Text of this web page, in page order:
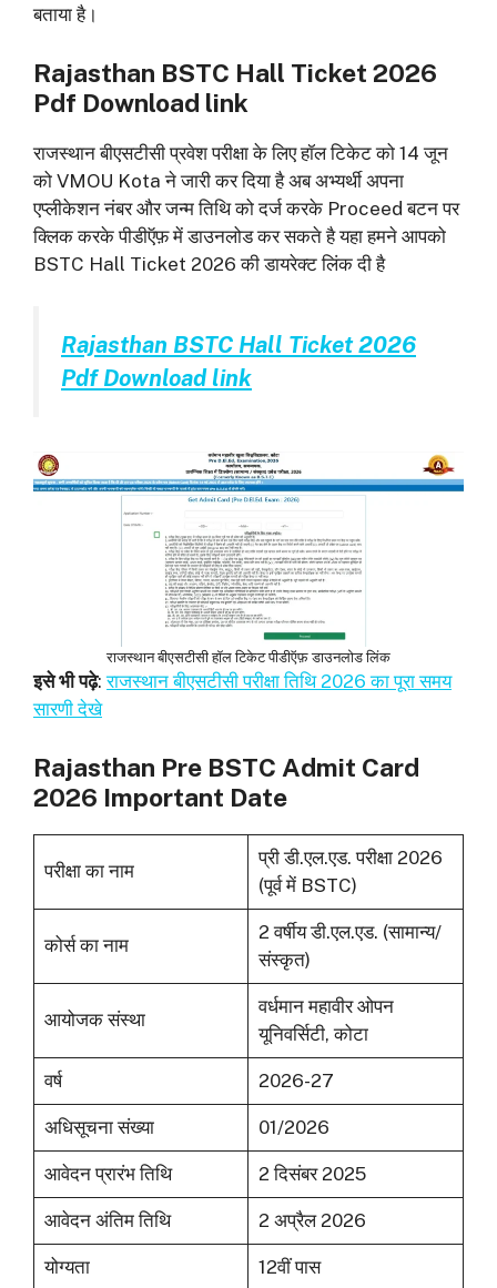
बताया है।
Rajasthan BSTC Hall Ticket 2026
Pdf Download link
राजस्थान बीएसटीसी प्रवेश परीक्षा के लिए हॉल टिकेट को 14 जून
को VMOU Kota ने जारी कर दिया है अब अभ्यर्थी अपना
एप्लीकेशन नंबर और जन्म तिथि को दर्ज करके Proceed बटन पर
क्लिक करके पीडीऍफ़ में डाउनलोड कर सकते है यहा हमने आपको
BSTC Hall Ticket 2026 की डायरेक्ट लिंक दी है
Rajasthan BSTC Hall Ticket 2026
Pdf Download link
राजस्थान बीएसटीसी हॉल टिकेट पीडीऍफ़ डाउनलोड लिंक
इसे भी पढ़े:राजस्थान बीएसटीसी परीक्षा तिथि 2026 का पूरा समय
सारणी देखे
Rajasthan Pre BSTC Admit Card
2026 Important Date
परीक्षा का नाम
प्री डी.एल.एड. परीक्षा 2026
(पूर्व में BSTC)
कोर्स का नाम
2 वर्षीय डी.एल.एड. (सामान्य/
संस्कृत)
आयोजक संस्था
वर्धमान महावीर ओपन
यूनिवर्सिटी, कोटा
वर्ष 2026-27
अधिसूचना संख्या 01/2026
आवेदन प्रारंभ तिथि 2 दिसंबर 2025
आवेदन अंतिम तिथि 2 अप्रैल 2026
योग्यता 12वीं पास